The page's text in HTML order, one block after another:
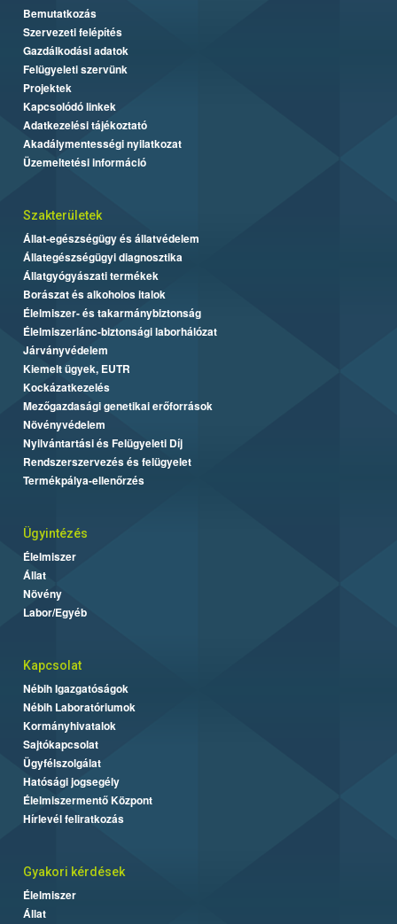
Bemutatkozás
Szervezeti felépítés
Gazdálkodási adatok
Felügyeleti szervünk
Projektek
Kapcsolódó linkek
Adatkezelési tájékoztató
Akadálymentességi nyilatkozat
Üzemeltetési információ
Szakterületek
Állat-egészségügy és állatvédelem
Állategészségügyi diagnosztika
Állatgyógyászati termékek
Borászat és alkoholos italok
Élelmiszer- és takarmánybiztonság
Élelmiszerlánc-biztonsági laborhálózat
Járványvédelem
Kiemelt ügyek, EUTR
Kockázatkezelés
Mezőgazdasági genetikai erőforrások
Növényvédelem
Nyilvántartási és Felügyeleti Díj
Rendszerszervezés és felügyelet
Termékpálya-ellenőrzés
Ügyintézés
Élelmiszer
Állat
Növény
Labor/Egyéb
Kapcsolat
Nébih Igazgatóságok
Nébih Laboratóriumok
Kormányhivatalok
Sajtókapcsolat
Ügyfélszolgálat
Hatósági jogsegély
Élelmiszermentő Központ
Hírlevél feliratkozás
Gyakori kérdések
Élelmiszer
Állat